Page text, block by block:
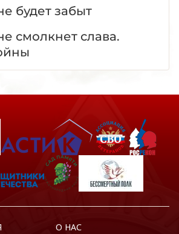
будет забыт
смолкнет слава.
О НАС